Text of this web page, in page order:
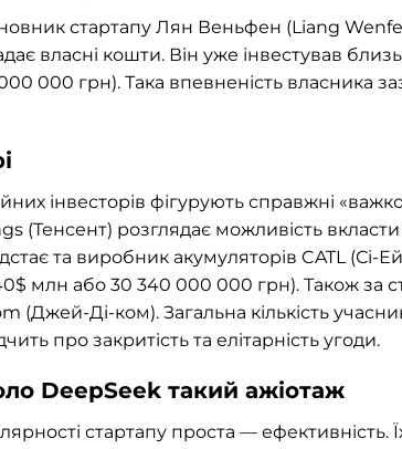
стартапу Лян Веньфен (Liang
власні кошти. Він уже інвестував
000 грн). Така впевненість власника
інвесторів фігурують справжні
(Тенсент) розглядає можливість
та виробник акумуляторів CATL (Сі-
млн або 30 340 000 000 грн). Також за
(Джей-Ді-ком). Загальна кількість
про закритість та елітарність угоди.
DeepSeek такий ажіотаж
стартапу проста — ефективність.